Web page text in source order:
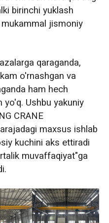
birinchi yuklash
jismoniy
qaraganda,
o'rnashgan va
ham hech
Ushbu yakuniy
CRANE
maxsus ishlab
kuchini aks ettiradi
muvaffaqiyat"ga